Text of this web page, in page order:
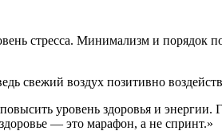
стресса. Минимализм и порядок
свежий воздух позитивно
уровень здоровья и
— это марафон, а не спринт.»